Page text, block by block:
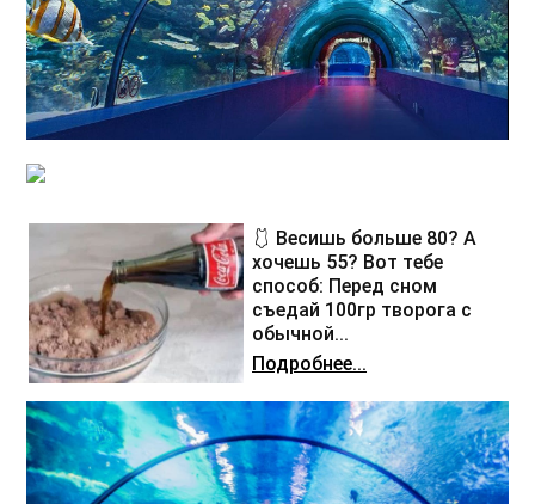
🩱 Весишь больше 80? А
хочешь 55? Вот тебе
способ: Перед сном
съедай 100гр творога с
обычной...
Подробнее...